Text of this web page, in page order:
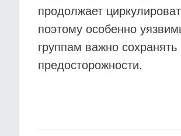
продолжает
поэтому особенно
группам важно
предосторожности.